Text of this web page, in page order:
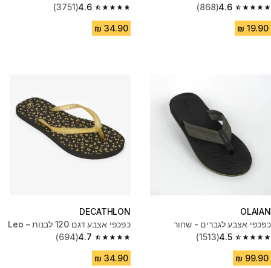
4.6
4.6 out of 5 stars from 868 reviews
(868)
4.6
4.6 out of 5 stars from 3751 reviews
(3751)
OLAIAN
כפכפי אצבע לגברים - שחור
4.5
4.5 out of 5 stars from 1513 reviews
(1513)
DECATHLON
כפכפי אצבע דגם 120 לבנות – Leo
4.7
4.7 out of 5 stars from 694 reviews
(694)